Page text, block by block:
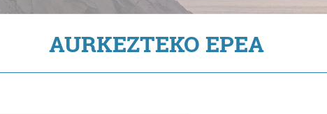
AURKEZTEKO EPEA